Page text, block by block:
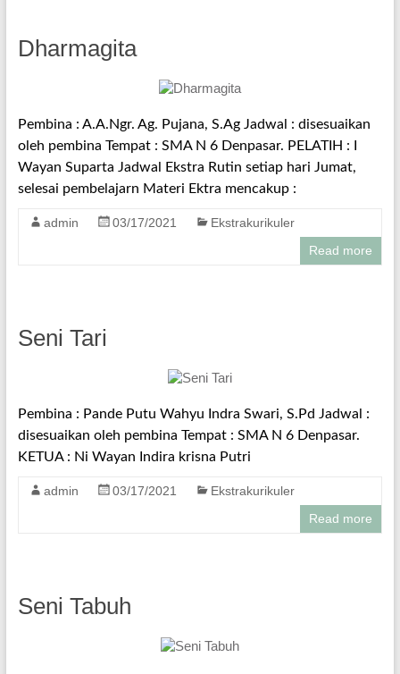
Dharmagita
Pembina : A.A.Ngr. Ag. Pujana, S.Ag Jadwal : disesuaikan
oleh pembina Tempat : SMA N 6 Denpasar. PELATIH : I
Wayan Suparta Jadwal Ekstra Rutin setiap hari Jumat,
selesai pembelajarn Materi Ektra mencakup :
admin 03/17/2021
Ekstrakurikuler
Read more
Seni Tari
Pembina : Pande Putu Wahyu Indra Swari, S.Pd Jadwal :
disesuaikan oleh pembina Tempat : SMA N 6 Denpasar.
KETUA : Ni Wayan Indira krisna Putri
admin 03/17/2021
Ekstrakurikuler
Read more
Seni Tabuh